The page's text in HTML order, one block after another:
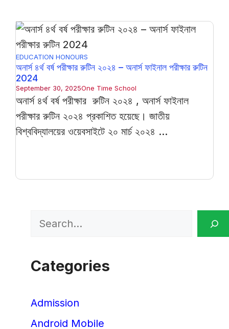
EDUCATION HONOURS
অনার্স ৪র্থ বর্ষ পরীক্ষার রুটিন ২০২৪ – অনার্স ফাইনাল পরীক্ষার রুটিন
2024
September 30, 2025One Time School
অনার্স ৪র্থ বর্ষ পরীক্ষার রুটিন ২০২৪ , অনার্স ফাইনাল
পরীক্ষার রুটিন ২০২৪ প্রকাশিত হয়েছে। জাতীয়
বিশ্ববিদ্যালয়ের ওয়েবসাইটে ২০ মার্চ ২০২৪ ...
Search
Categories
Admission
Android Mobile